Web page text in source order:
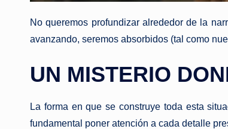
No queremos profundizar alrededor de la
avanzando, seremos absorbidos (tal como
UN MISTERIO
La forma en que se construye toda esta
fundamental poner atención a cada detalle